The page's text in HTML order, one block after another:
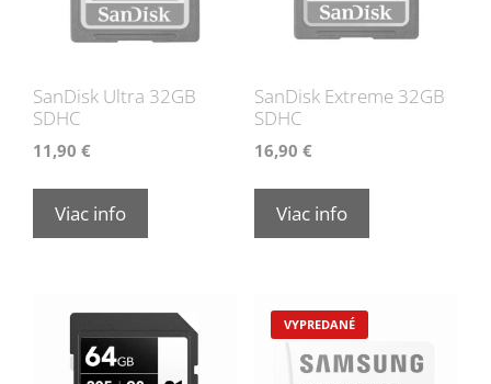
SanDisk Ultra 32GB
SDHC
11,90 €
Viac info
SanDisk Extreme 32GB
SDHC
16,90 €
Viac info